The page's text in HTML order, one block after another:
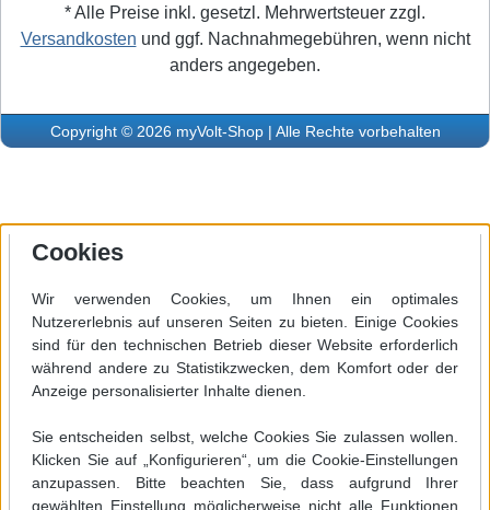
* Alle Preise inkl. gesetzl. Mehrwertsteuer zzgl.
Versandkosten und ggf. Nachnahmegebühren, wenn nicht
anders angegeben.
Copyright © 2026 myVolt-Shop | Alle Rechte vorbehalten
Cookies
Wir verwenden Cookies, um Ihnen ein optimales
Nutzererlebnis auf unseren Seiten zu bieten. Einige Cookies
sind für den technischen Betrieb dieser Website erforderlich
während andere zu Statistikzwecken, dem Komfort oder der
Anzeige personalisierter Inhalte dienen.
Sie entscheiden selbst, welche Cookies Sie zulassen wollen.
Klicken Sie auf „Konfigurieren“, um die Cookie-Einstellungen
anzupassen. Bitte beachten Sie, dass aufgrund Ihrer
gewählten Einstellung möglicherweise nicht alle Funktionen